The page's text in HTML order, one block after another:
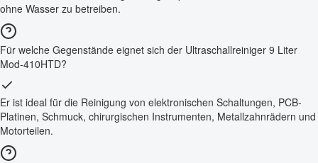
ohne Wasser zu betreiben.
Für welche Gegenstände eignet sich der Ultraschallreiniger 9 Liter
Mod-410HTD?
Er ist ideal für die Reinigung von elektronischen Schaltungen, PCB-
Platinen, Schmuck, chirurgischen Instrumenten, Metallzahnrädern und
Motorteilen.